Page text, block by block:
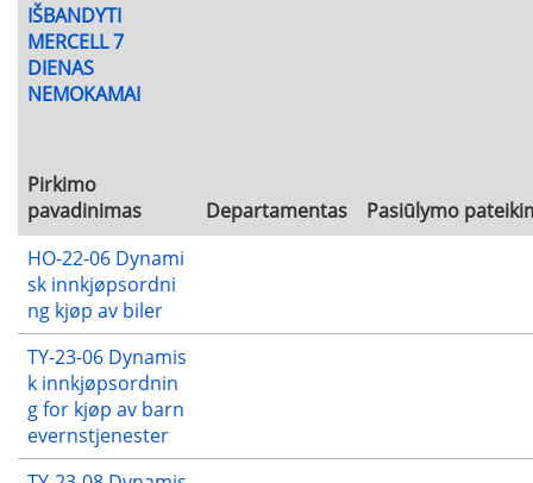
IŠBANDYTI
MERCELL 7
DIENAS
NEMOKAMAI
Pirkimo
pavadinimas
Departamentas
Pasiūlymo
HO-22-06 Dynami
sk innkjøpsordni
ng kjøp av biler
TY-23-06 Dynamis
k innkjøpsordnin
g for kjøp av barn
evernstjenester